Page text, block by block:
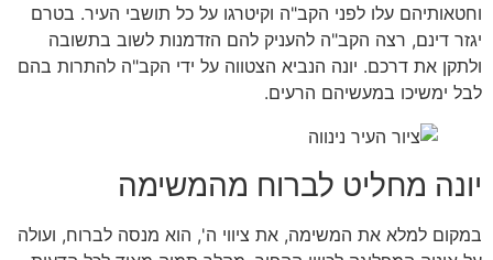
וחטאותיהם עלו לפני הקב"ה וקיטרגו על כל תושבי העיר. בטרם
יגזר דינם, רצה הקב"ה להעניק להם הזדמנות לשוב בתשובה
ולתקן את דרכם. יונה הנביא הצטווה על ידי הקב"ה להתרות בהם
לבל ימשיכו במעשיהם הרעים.
יונה מחליט לברוח מהמשימה
במקום למלא את המשימה, את ציווי ה', הוא מנסה לברוח, ועולה